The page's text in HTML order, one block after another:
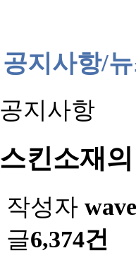
공지사항/
공지사항
스킨소재
작성자 wave
글6,374건